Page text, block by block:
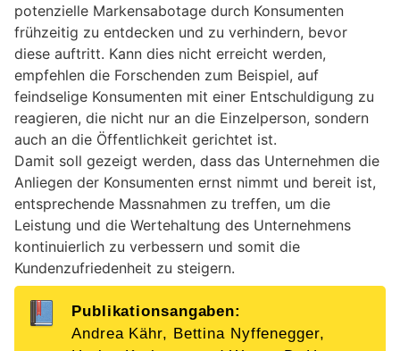
potenzielle Markensabotage durch Konsumenten
frühzeitig zu entdecken und zu verhindern, bevor
diese auftritt. Kann dies nicht erreicht werden,
empfehlen die Forschenden zum Beispiel, auf
feindselige Konsumenten mit einer Entschuldigung zu
reagieren, die nicht nur an die Einzelperson, sondern
auch an die Öffentlichkeit gerichtet ist.
Damit soll gezeigt werden, dass das Unternehmen die
Anliegen der Konsumenten ernst nimmt und bereit ist,
entsprechende Massnahmen zu treffen, um die
Leistung und die Wertehaltung des Unternehmens
kontinuierlich zu verbessern und somit die
Kundenzufriedenheit zu steigern.
Publikationsangaben:
Andrea Kähr, Bettina Nyffenegger,